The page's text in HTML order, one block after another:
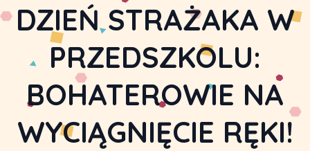
DZIEŃ STRAŻAKA W
PRZEDSZKOLU:
BOHATEROWIE NA
WYCIĄGNIĘCIE RĘKI!